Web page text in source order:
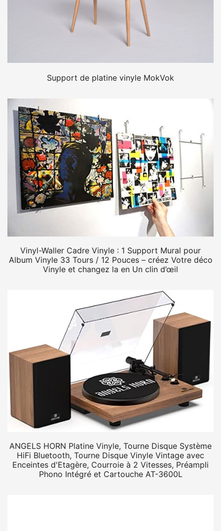
Support de platine vinyle MokVok
Vinyl-Waller Cadre Vinyle : 1 Support Mural pour
Album Vinyle 33 Tours / 12 Pouces – créez Votre déco
Vinyle et changez la en Un clin d’œil
ANGELS HORN Platine Vinyle, Tourne Disque Système
HiFi Bluetooth, Tourne Disque Vinyle Vintage avec
Enceintes d'Etagère, Courroie à 2 Vitesses, Préampli
Phono Intégré et Cartouche AT-3600L